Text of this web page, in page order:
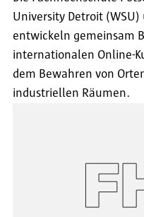
University Detroit (WSU)
entwickeln gemeinsam
internationalen Online-
dem Bewahren von
industriellen Räumen.